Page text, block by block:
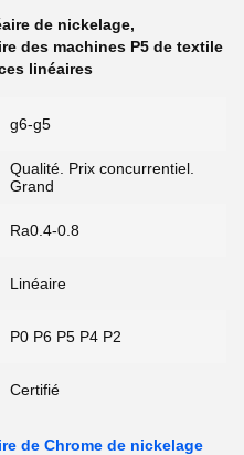
de nickelage,
des machines P5 de textile
linéaires
g6-g5
Qualité. Prix concurrentiel.
Grand
Ra0.4-0.8
Linéaire
P0 P6 P5 P4 P2
Certifié
de Chrome de nickelage